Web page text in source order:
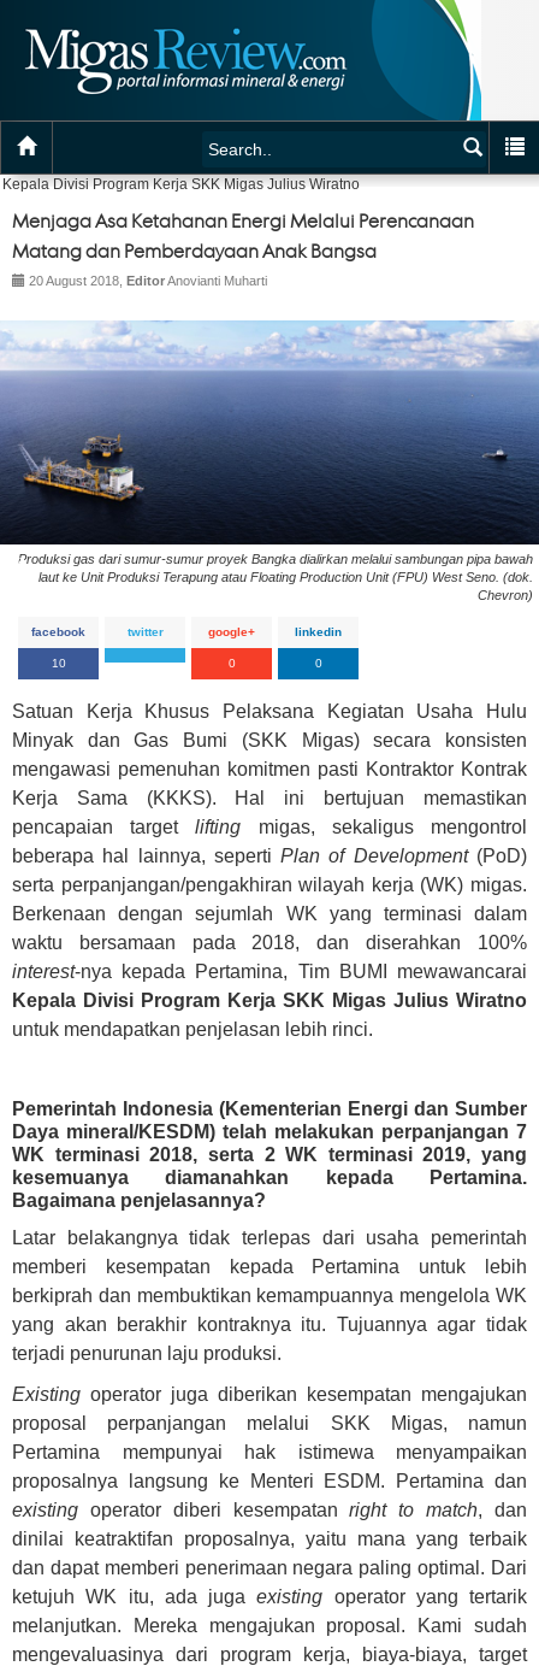
Kepala Divisi Program Kerja SKK Migas Julius Wiratno
Menjaga Asa Ketahanan Energi Melalui Perencanaan
Matang dan Pemberdayaan Anak Bangsa
20 August 2018, EditorAnovianti Muharti
Produksi gas dari sumur-sumur proyek Bangka dialirkan melalui sambungan pipa bawah
laut ke Unit Produksi Terapung atau Floating Production Unit (FPU) West Seno. (dok.
Chevron)
facebook
10
twitter google+
0
linkedin
0
Satuan Kerja Khusus Pelaksana Kegiatan Usaha Hulu
Minyak dan Gas Bumi (SKK Migas) secara konsisten
mengawasi pemenuhan komitmen pasti Kontraktor Kontrak
Kerja Sama (KKKS). Hal ini bertujuan memastikan
pencapaian targetlifting migas, sekaligus mengontrol
beberapa hal lainnya, sepertiPlan of Development(PoD)
serta perpanjangan/pengakhiran wilayah kerja (WK) migas.
Berkenaan dengan sejumlah WK yang terminasi dalam
waktu bersamaan pada 2018, dan diserahkan 100%
interest-nya kepada Pertamina, Tim BUMI mewawancarai
Kepala Divisi Program Kerja SKK Migas Julius Wiratno
untuk mendapatkan penjelasan lebih rinci.
Pemerintah Indonesia (Kementerian Energi dan Sumber
Daya mineral/KESDM) telah melakukan perpanjangan 7
WK terminasi 2018, serta 2 WK terminasi 2019, yang
kesemuanya diamanahkan kepada Pertamina.
Bagaimana penjelasannya?
Latar belakangnya tidak terlepas dari usaha pemerintah
memberi kesempatan kepada Pertamina untuk lebih
berkiprah dan membuktikan kemampuannya mengelola WK
yang akan berakhir kontraknya itu. Tujuannya agar tidak
terjadi penurunan laju produksi.
Existing operator juga diberikan kesempatan mengajukan
proposal perpanjangan melalui SKK Migas, namun
Pertamina mempunyai hak istimewa menyampaikan
proposalnya langsung ke Menteri ESDM. Pertamina dan
existing operator diberi kesempatanright to match, dan
dinilai keatraktifan proposalnya, yaitu mana yang terbaik
dan dapat memberi penerimaan negara paling optimal. Dari
ketujuh WK itu, ada jugaexisting operator yang tertarik
melanjutkan. Mereka mengajukan proposal. Kami sudah
mengevaluasinya dari program kerja, biaya-biaya, target